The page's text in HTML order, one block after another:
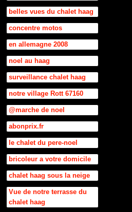
belles vues du chalet haag
concentre motos
en allemagne 2008
noel au haag
surveillance chalet haag
notre village Rott 67160
@marche de noel
abonprix.fr
le chalet du pere-noel
bricoleur a votre domicile
chalet haag sous la neige
Vue de notre terrasse du
chalet haag